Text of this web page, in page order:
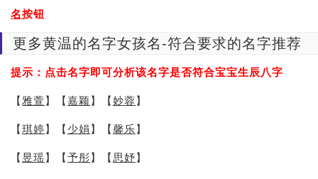
名按钮
更多黄温的名字女孩名-符合要求的名字推荐
提示：点击名字即可分析该名字是否符合宝宝生辰八字
【 雅萱】【嘉颖 】【妙蓉】
【琪婷】【 少娟 】【 馨乐】
【 昱瑶】【予彤】【 思妤】